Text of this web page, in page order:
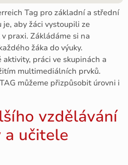
Tag pro základní a střední
aby žáci vystoupili ze
praxi. Zákládáme si na
žáka do výuky.
práci ve skupinách a
multimediálních prvků.
můžeme přizpůsobit úrovni i
vzdělávání
učitele